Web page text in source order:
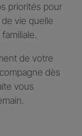
priorités pour
vie quelle
de votre
dès
vous